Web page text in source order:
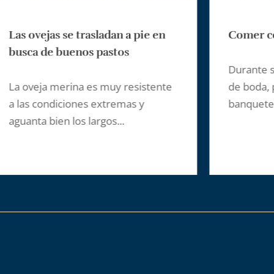
Comer cordero es un privilegio
de boda, por su reinado en
banquetes nupciales, también era...